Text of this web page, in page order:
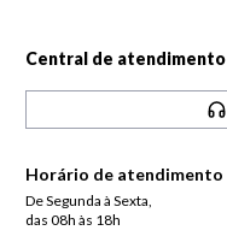
Central de atendimento
Horário de atendimento
De Segunda à Sexta,
das 08h às 18h